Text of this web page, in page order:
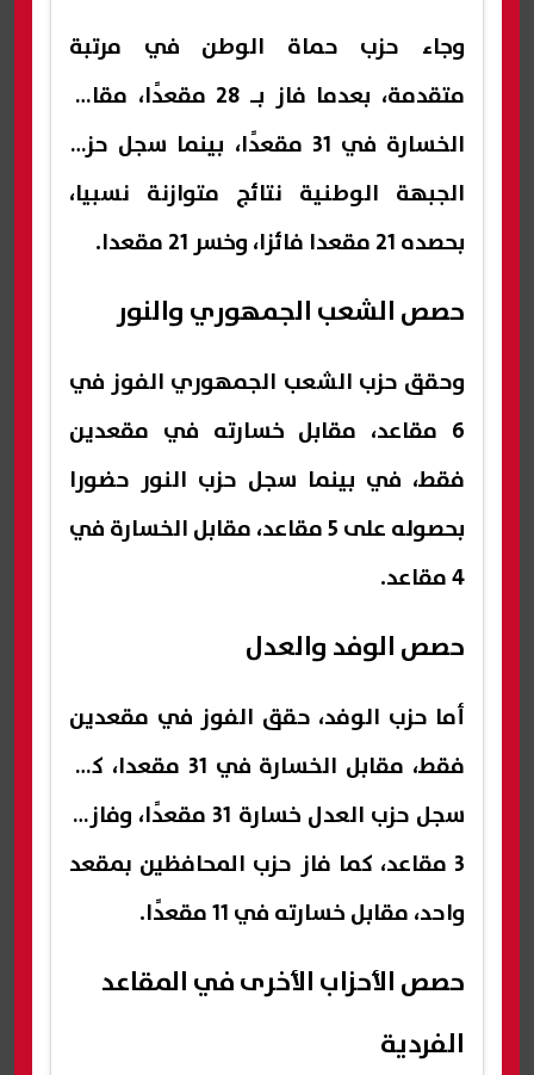
وجاء حزب حماة الوطن في مرتبة
متقدمة، بعدما فاز بـ 28 مقعدًا، مقابل
الخسارة في 31 مقعدًا، بينما سجل حزب
الجبهة الوطنية نتائج متوازنة نسبيا،
بحصده 21 مقعدا فائزا، وخسر 21 مقعدا.
حصص الشعب الجمهوري والنور
وحقق حزب الشعب الجمهوري الفوز في
6 مقاعد، مقابل خسارته في مقعدين
فقط، في بينما سجل حزب النور حضورا
بحصوله على 5 مقاعد، مقابل الخسارة في
4 مقاعد.
حصص الوفد والعدل
أما حزب الوفد، حقق الفوز في مقعدين
فقط، مقابل الخسارة في 31 مقعدا، كما
سجل حزب العدل خسارة 31 مقعدًا، وفاز بـ
3 مقاعد، كما فاز حزب المحافظين بمقعد
واحد، مقابل خسارته في 11 مقعدًا.
حصص الأحزاب الأخرى في المقاعد
الفردية